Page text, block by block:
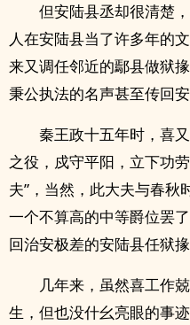
但安陆县丞却很清楚
人在安陆县当了许多年的
来又调任邻近的鄢县做狱
秉公执法的名声甚至传回安
秦王政十五年时，喜
之役，戍守平阳，立下功
夫”，当然，此大夫与春秋
一个不算高的中等爵位罢
回治安极差的安陆县任狱
几年来，虽然喜工作
生，但也没什幺亮眼的事